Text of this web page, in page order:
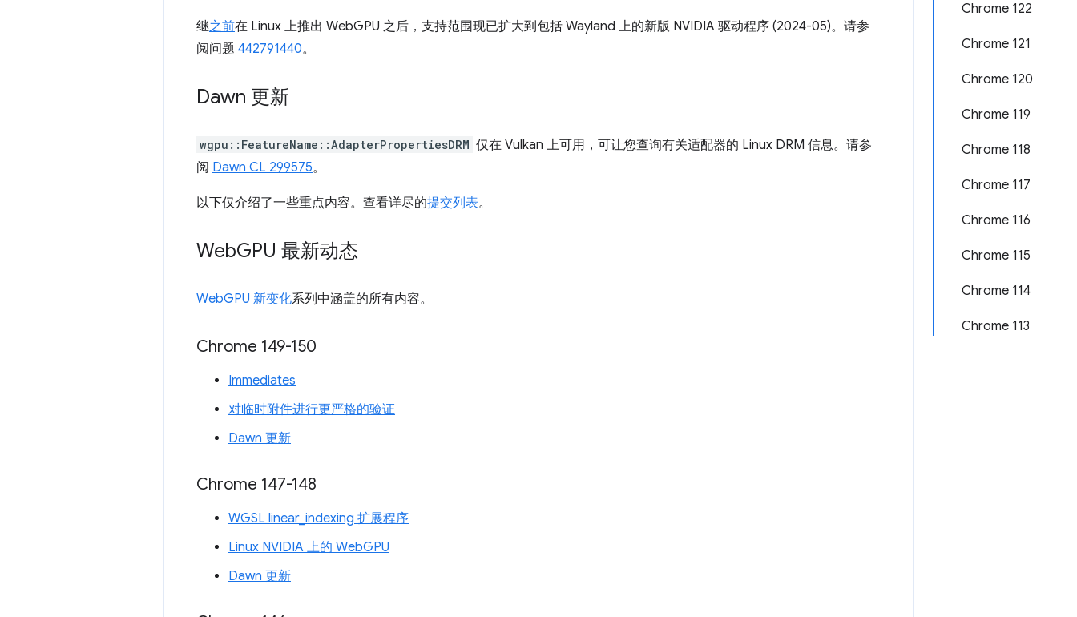
Chrome 122
Chrome 121
Chrome 120
Chrome 119
Chrome 118
Chrome 117
Chrome 116
Chrome 115
Chrome 114
Chrome 113
继之前在 Linux 上推出 WebGPU 之后，支持范围现已扩大到包括 Wayland 上的新版 NVIDIA 驱动程序 (2024-05)。请参
阅问题 442791440。
Dawn 更新
wgpu::FeatureName::AdapterPropertiesDRM 仅在 Vulkan 上可用，可让您查询有关适配器的 Linux DRM 信息。请参
阅 Dawn CL 299575。
以下仅介绍了一些重点内容。查看详尽的提交列表。
WebGPU 最新动态
WebGPU 新变化系列中涵盖的所有内容。
Chrome 149-150
Immediates
对临时附件进行更严格的验证
Dawn 更新
Chrome 147-148
WGSL linear_indexing 扩展程序
Linux NVIDIA 上的 WebGPU
Dawn 更新